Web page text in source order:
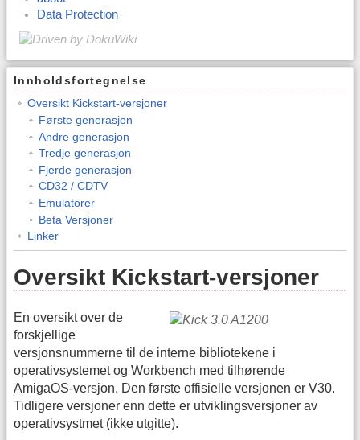
Data Protection
Innholdsfortegnelse
Oversikt Kickstart-versjoner
Første generasjon
Andre generasjon
Tredje generasjon
Fjerde generasjon
CD32 / CDTV
Emulatorer
Beta Versjoner
Linker
Oversikt Kickstart-versjoner
En oversikt over de
forskjellige
versjonsnummerne til de interne bibliotekene i
operativsystemet og Workbench med tilhørende
AmigaOS-versjon. Den første offisielle versjonen er V30.
Tidligere versjoner enn dette er utviklingsversjoner av
operativsystmet (ikke utgitte).